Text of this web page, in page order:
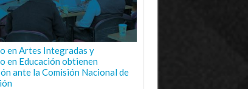
en Artes Integradas y
en Educación obtienen
ante la Comisión Nacional de